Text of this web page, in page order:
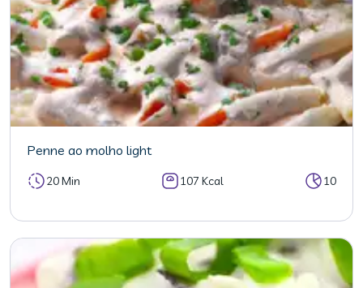
Penne ao molho light
20 Min 107 Kcal 10